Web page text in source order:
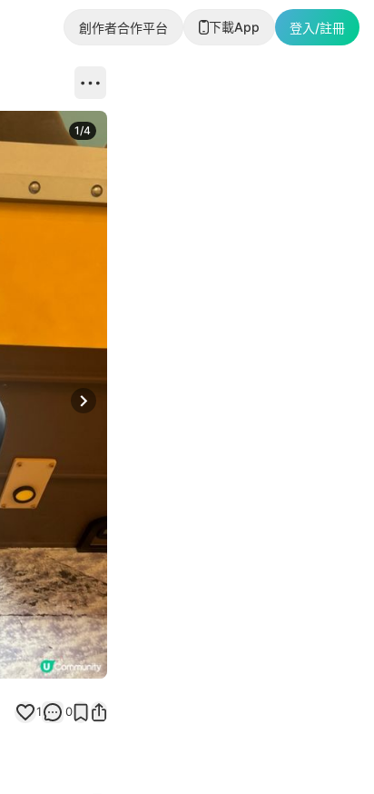
創作者合作平台 下載App 登入/註冊
Next slide
1/4
1 0